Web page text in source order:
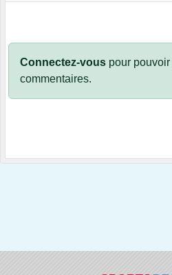
Connectez-vous pour
commentaires.